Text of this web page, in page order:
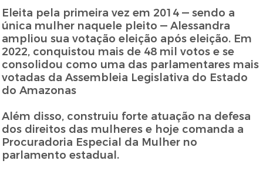
Eleita pela primeira vez em 2014 — sendo a
única mulher naquele pleito — Alessandra
ampliou sua votação eleição após eleição. Em
2022, conquistou mais de 48 mil votos e se
consolidou como uma das parlamentares mais
votadas da Assembleia Legislativa do Estado
do Amazonas
Além disso, construiu forte atuação na defesa
dos direitos das mulheres e hoje comanda a
Procuradoria Especial da Mulher no
parlamento estadual.